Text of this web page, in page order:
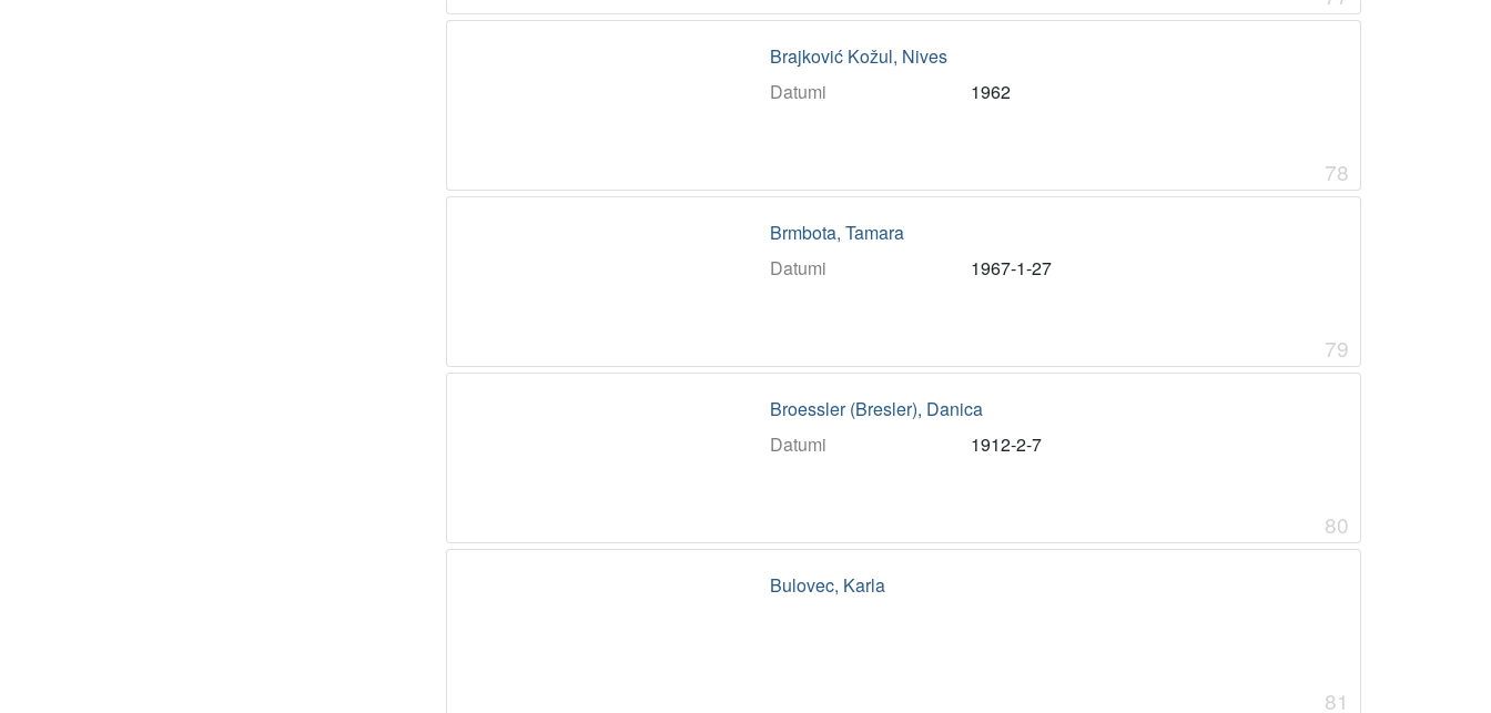
Brajković Kožul, Nives
Datumi
1962
78
Brmbota, Tamara
Datumi
1967-1-27
79
Broessler (Bresler), Danica
Datumi
1912-2-7
80
Bulovec, Karla
81